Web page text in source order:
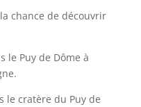
chance de découvrir
le Puy de Dôme à
le cratère du Puy de